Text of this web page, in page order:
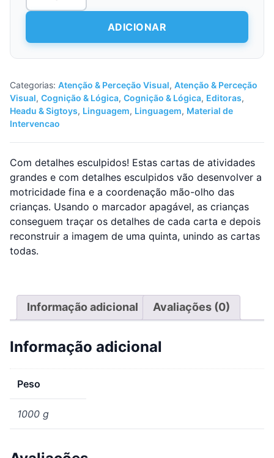
Flashcards
Primeiras
ADICIONAR
Categorias: Atenção & Perceção Visual, Atenção & Perceção
Visual, Cognição & Lógica, Cognição & Lógica, Editoras,
Headu & Sigtoys, Linguagem, Linguagem, Material de
Intervencao
Com detalhes esculpidos! Estas cartas de atividades
grandes e com detalhes esculpidos vão desenvolver a
motricidade fina e a coordenação mão-olho das
crianças. Usando o marcador apagável, as crianças
conseguem traçar os detalhes de cada carta e depois
reconstruir a imagem de uma quinta, unindo as cartas
todas.
Informação adicional Avaliações (0)
Informação adicional
Peso
1000 g